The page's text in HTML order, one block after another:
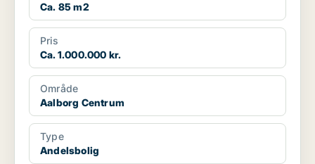
Ca. 85 m2
Pris
Ca. 1.000.000 kr.
Område
Aalborg Centrum
Type
Andelsbolig